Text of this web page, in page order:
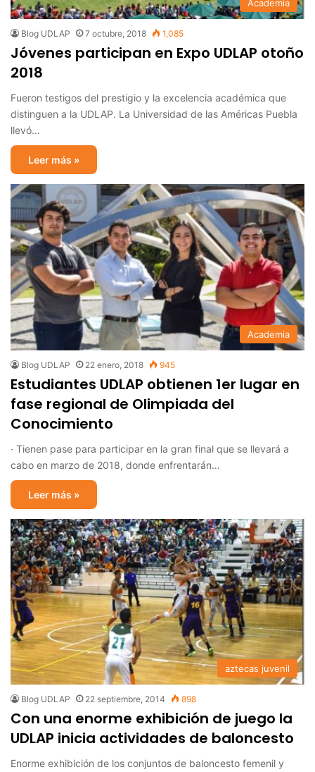
Academia
Blog UDLAP 7 octubre, 2018 1,085
Jóvenes participan en Expo UDLAP otoño
2018
Fueron testigos del prestigio y la excelencia académica que
distinguen a la UDLAP. La Universidad de las Américas Puebla
llevó…
Leer más »
Academia
Blog UDLAP 22 enero, 2018 945
Estudiantes UDLAP obtienen 1er lugar en
fase regional de Olimpiada del
Conocimiento
· Tienen pase para participar en la gran final que se llevará a
cabo en marzo de 2018, donde enfrentarán…
Leer más »
aztecas juvenil
Blog UDLAP 22 septiembre, 2014 898
Con una enorme exhibición de juego la
UDLAP inicia actividades de baloncesto
Enorme exhibición de los conjuntos de baloncesto femenil y